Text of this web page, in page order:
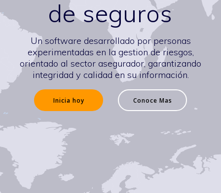
de seguros
Un software desarrollado por personas
experimentadas en la gestion de riesgos,
orientado al sector asegurador, garantizando
integridad y calidad en su información.
Inicia hoy Conoce Mas